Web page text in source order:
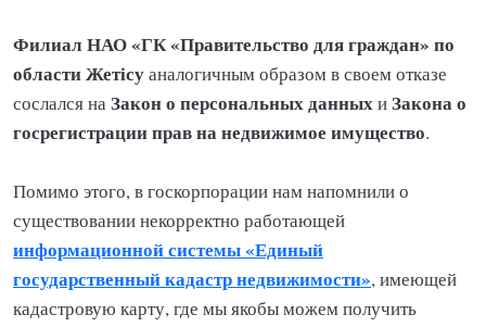
Филиал НАО «ГК «Правительство для граждан» по
области Жетісуаналогичным образом в своем отказе
сослался на Закон о персональных данныхиЗакона о
госрегистрации правна недвижимое имущество.
Помимо этого, в госкорпорации нам напомнили о
существовании некорректно работающей
информационной системы «Единый
государственный кадастр недвижимости», имеющей
кадастровую карту, где мы якобы можем получить